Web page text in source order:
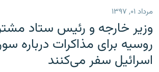
مرداد ۰۱, ۱۳۹۷
وزیر خارجه و رئیس‌ ستاد
روسیه برای مذاکرات درباره
اسرائیل سفر می‌کنند